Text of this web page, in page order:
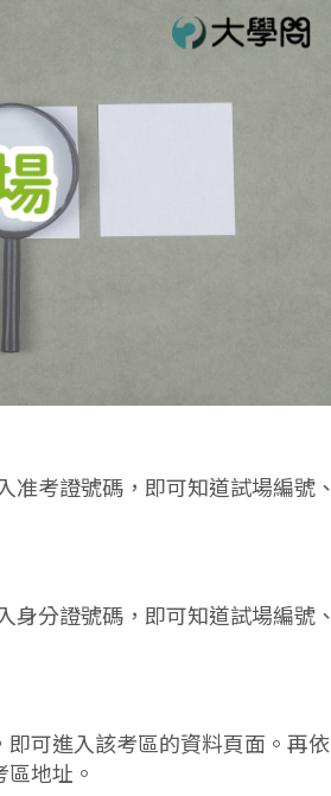
准考證號碼，即可知道試場編號、
身分證號碼，即可知道試場編號、
可進入該考區的資料頁面。再依
地址。